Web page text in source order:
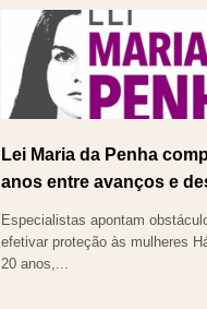
Lei Maria da Penha
anos entre avanços e
Especialistas apontam
efetivar proteção às mulheres
20 anos,...